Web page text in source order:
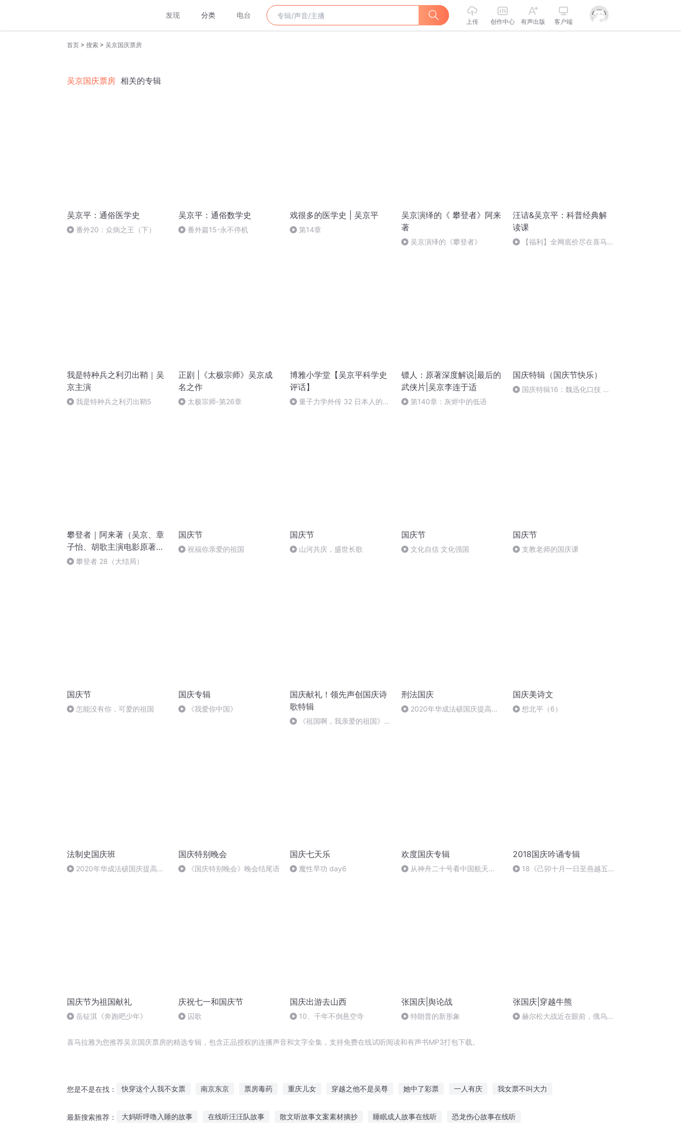
发现 分类 电台
上传 创作中心 有声出版 客户端
首页 > 搜索 > 吴京国庆票房
吴京国庆票房 相关的专辑
吴京平：通俗医学史
番外20：众病之王（下）
吴京平：通俗数学史
番外篇15-永不停机
戏很多的医学史 | 吴京平
第14章
吴京演绎的《 攀登者》阿来
著
吴京演绎的《攀登者》
汪诘&吴京平：科普经典解
读课
【福利】全网底价尽在喜马拉
我是特种兵之利刃出鞘｜吴
京主演
我是特种兵之利刃出鞘5
正剧 |《太极宗师》吴京成
名之作
太极宗师-第26章
博雅小学堂【吴京平科学史
评话】
量子力学外传 32 日本人的贡
镖人：原著深度解说|最后的
武侠片|吴京李连于适
第140章：灰烬中的低语
国庆特辑（国庆节快乐）
国庆特辑16：魏迅化口技 二
攀登者｜阿来著（吴京、章
子怡、胡歌主演电影原著多
人小说剧）
攀登者 28（大结局）
国庆节
祝福你亲爱的祖国
国庆节
山河共庆，盛世长歌
国庆节
文化自信 文化强国
国庆节
支教老师的国庆课
国庆节
怎能没有你，可爱的祖国
国庆专辑
《我爱你中国》
国庆献礼！领先声创国庆诗
歌特辑
《祖国啊，我亲爱的祖国》温
刑法国庆
2020年华成法硕国庆提高班
国庆美诗文
想北平（6）
法制史国庆班
2020年华成法硕国庆提高班
国庆特别晚会
《国庆特别晚会》晚会结尾语
国庆七天乐
魔性早功 day6
欢度国庆专辑
从神舟二十号看中国航天
2018国庆吟诵专辑
18《己卯十月一日至燕越五
国庆节为祖国献礼
岳钲淇《奔跑吧少年》
庆祝七一和国庆节
囚歌
国庆出游去山西
10、千年不倒悬空寺
张国庆|舆论战
特朗普的新形象
张国庆|穿越牛熊
赫尔松大战近在眼前，俄乌冲
喜马拉雅为您推荐吴京国庆票房的精选专辑，包含正品授权的连播声音和文字全集，支持免费在线试听阅读和有声书MP3打包下载。
您是不是在找： 快穿这个人我不女票 南京东京 票房毒药 重庆儿女 穿越之他不是吴尊 她中了彩票 一人有庆 我女票不叫大力
最新搜索推荐： 大妈听呼噜入睡的故事 在线听汪汪队故事 散文听故事文案素材摘抄 睡眠成人故事在线听 恐龙伤心故事在线听